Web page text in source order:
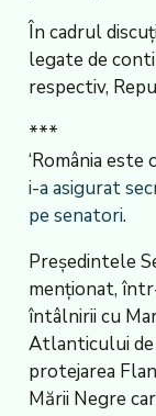
În cadrul
legate de
respectiv,
***
‘România
i-a asigurat
pe senatori.
Președintele
menționat,
întâlnirii cu
Atlanticului
protejarea
Mării Negre